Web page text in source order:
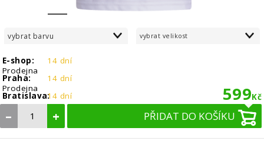
2 8
vybrat barvu vybrat velikost
E-shop:
14 dní
Prodejna
Praha:
14 dní
Prodejna
Bratislava:14 dní 599Kč
– + PŘIDAT DO KOŠÍKU